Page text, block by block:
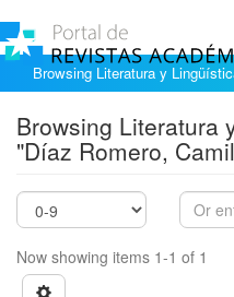
Browsing Literatura y
Browsing Literatura
"Díaz Romero,
Now showing items 1-1 of 1